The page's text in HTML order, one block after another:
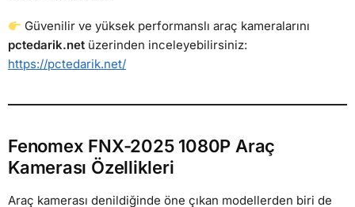
Güvenilir ve yüksek performanslı araç kameralarını
pctedarik.net üzerinden inceleyebilirsiniz:
https://pctedarik.net/
Fenomex FNX-2025 1080P Araç
Kamerası Özellikleri
Araç kamerası denildiğinde öne çıkan modellerden biri de